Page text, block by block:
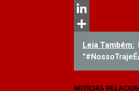
Messenger
LinkedIn
Leia Também:
NOTÍCIAS